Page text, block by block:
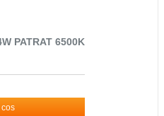
PATRAT 6500K